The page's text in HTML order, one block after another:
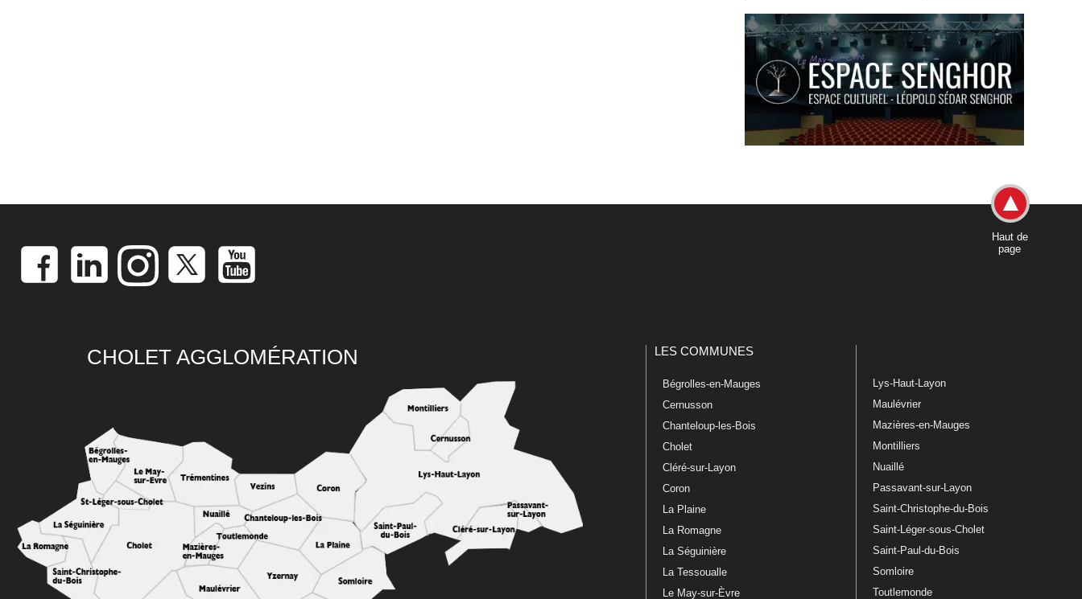
Haut de
page
CHOLET AGGLOMÉRATION LES COMMUNES
Bégrolles-en-Mauges
Cernusson
Chanteloup-les-Bois
Cholet
Cléré-sur-Layon
Coron
La Plaine
La Romagne
La Séguinière
La Tessoualle
Le May-sur-Èvre
Lys-Haut-Layon
Maulévrier
Mazières-en-Mauges
Montilliers
Nuaillé
Passavant-sur-Layon
Saint-Christophe-du-Bois
Saint-Léger-sous-Cholet
Saint-Paul-du-Bois
Somloire
Toutlemonde